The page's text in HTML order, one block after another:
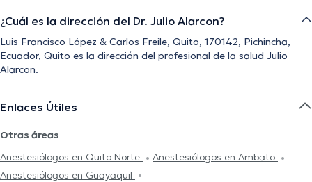
¿Cuál es la dirección del Dr. Julio Alarcon?
Luis Francisco López & Carlos Freile, Quito, 170142, Pichincha,
Ecuador, Quito es la dirección del profesional de la salud Julio
Alarcon.
Enlaces Útiles
Otras áreas
Anestesiólogos en Quito Norte
Anestesiólogos en Ambato
Anestesiólogos en Guayaquil